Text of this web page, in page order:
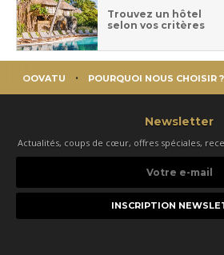
Trouvez un hôtel
selon vos critères
OOVATU POURQUOI NOUS CHOISIR ?
Newsletter
Actualités, coups de cœur, offres spéciales,
e-